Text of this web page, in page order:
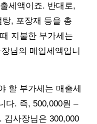
세액이죠. 반대로,
, 포장재 등을 총
지불한 부가세는
님의 매입세액입니
할 부가세는 매출세
다. 즉, 500,000원 –
김사장님은 300,000